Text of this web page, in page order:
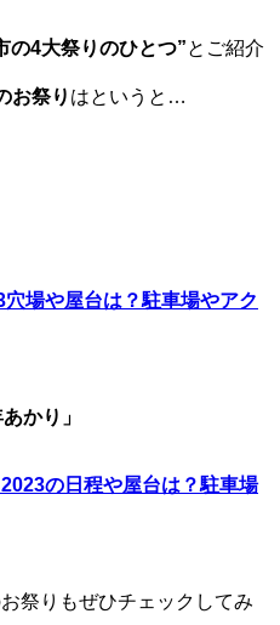
の4大祭りのひとつ” とご紹介
お祭り はというと…
場や屋台は？駐車場やアク
かり」
の日程や屋台は？駐車場
祭りもぜひチェックしてみ